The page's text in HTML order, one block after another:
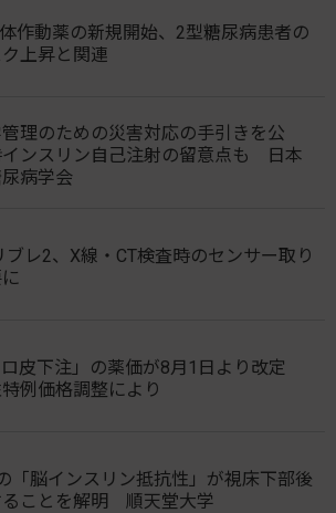
作動薬の新規開始、2型糖尿病患者の
上昇と関連
理のための災害対応の手引きを公
ンスリン自己注射の留意点も 日本
病学会
ブレ2、X線・CT検査時のセンサー取り
に
ロ皮下注」の薬価が8月1日より改定
例価格調整により
「脳インスリン抵抗性」が視床下部後
ることを解明 順天堂大学